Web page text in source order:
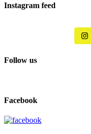
Instagram feed
Follow us
Facebook